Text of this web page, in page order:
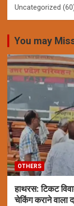
Uncategorized
You may
OTHERS
हाथरस: टिकट
चेकिंग कराने वाला